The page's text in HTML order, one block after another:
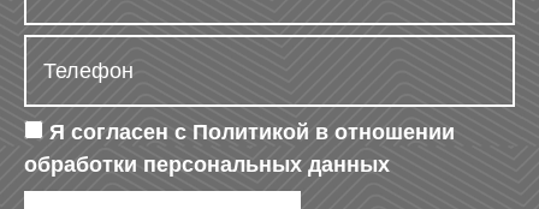
Я согласен с Политикой в отношении
обработки персональных данных